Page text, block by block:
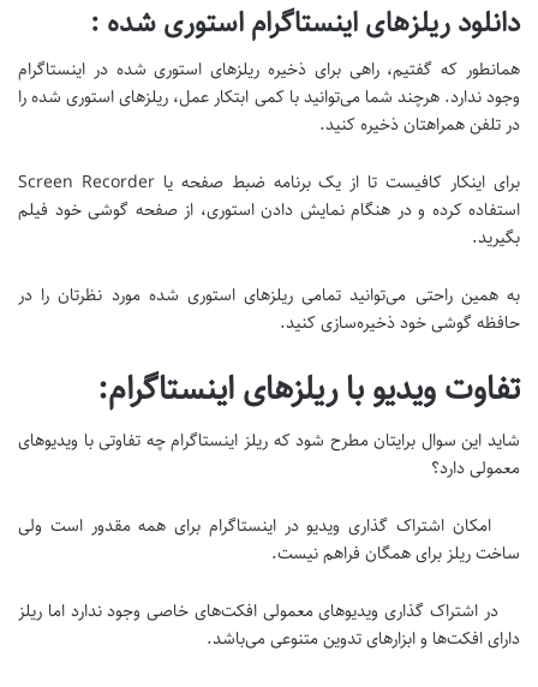
دانلود ریلزهای اینستاگرام استوری شده :
همانطور که گفتیم، راهی برای ذخیره ریلزهای استوری شده در اینستاگرام
وجود ندارد. هرچند شما می‌توانید با کمی ابتکار عمل، ریلزهای استوری شده را
در تلفن همراهتان ذخیره کنید.
برای اینکار کافیست تا از یک برنامه ضبط صفحه یا Screen Recorder
استفاده کرده و در هنگام نمایش دادن استوری، از صفحه گوشی خود فیلم
بگیرید.
به همین راحتی می‌توانید تمامی ریلزهای استوری شده مورد نظرتان را در
حافظه گوشی خود ذخیره‌سازی کنید.
تفاوت ویدیو با ریلزهای اینستاگرام:
شاید این سوال برایتان مطرح شود که ریلز اینستاگرام چه تفاوتی با ویدیوهای
معمولی دارد؟
امکان اشتراک گذاری ویدیو در اینستاگرام برای همه مقدور است ولی
ساخت ریلز برای همگان فراهم نیست.
در اشتراک گذاری ویدیوهای معمولی افکت‌های خاصی وجود ندارد اما ریلز
دارای افکت‌ها و ابزارهای تدوین متنوعی می‌باشد.